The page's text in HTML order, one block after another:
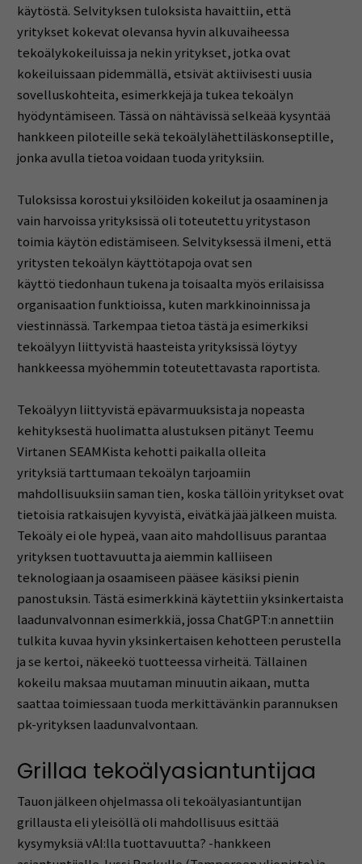
käytöstä. Selvityksen tuloksista havaittiin, että
yritykset kokevat olevansa hyvin alkuvaiheessa
tekoälykokeiluissa ja nekin yritykset, jotka ovat
kokeiluissaan pidemmällä, etsivät aktiivisesti uusia
sovelluskohteita, esimerkkejä ja tukea tekoälyn
hyödyntämiseen. Tässä on nähtävissä selkeää kysyntää
hankkeen piloteille sekä tekoälylähettiläskonseptille,
jonka avulla tietoa voidaan tuoda yrityksiin.
Tuloksissa korostui yksilöiden kokeilut ja osaaminen ja
vain harvoissa yrityksissä oli toteutettu yritystason
toimia käytön edistämiseen. Selvityksessä ilmeni, että
yritysten tekoälyn käyttötapoja ovat sen
käyttö tiedonhaun tukena ja toisaalta myös erilaisissa
organisaation funktioissa, kuten markkinoinnissa ja
viestinnässä. Tarkempaa tietoa tästä ja esimerkiksi
tekoälyyn liittyvistä haasteista yrityksissä löytyy
hankkeessa myöhemmin toteutettavasta raportista.
Tekoälyyn liittyvistä epävarmuuksista ja nopeasta
kehityksestä huolimatta alustuksen pitänyt Teemu
Virtanen SEAMKista kehotti paikalla olleita
yrityksiä tarttumaan tekoälyn tarjoamiin
mahdollisuuksiin saman tien, koska tällöin yritykset ovat
tietoisia ratkaisujen kyvyistä, eivätkä jää jälkeen muista.
Tekoäly ei ole hypeä, vaan aito mahdollisuus parantaa
yrityksen tuottavuutta ja aiemmin kalliiseen
teknologiaan ja osaamiseen pääsee käsiksi pienin
panostuksin. Tästä esimerkkinä käytettiin yksinkertaista
laadunvalvonnan esimerkkiä, jossa ChatGPT:n annettiin
tulkita kuvaa hyvin yksinkertaisen kehotteen perustella
ja se kertoi, näkeekö tuotteessa virheitä. Tällainen
kokeilu maksaa muutaman minuutin aikaan, mutta
saattaa toimiessaan tuoda merkittävänkin parannuksen
pk-yrityksen laadunvalvontaan.
Grillaa tekoälyasiantuntijaa
Tauon jälkeen ohjelmassa oli tekoälyasiantuntijan
grillausta eli yleisöllä oli mahdollisuus esittää
kysymyksiä vAI:lla tuottavuutta? -hankkeen